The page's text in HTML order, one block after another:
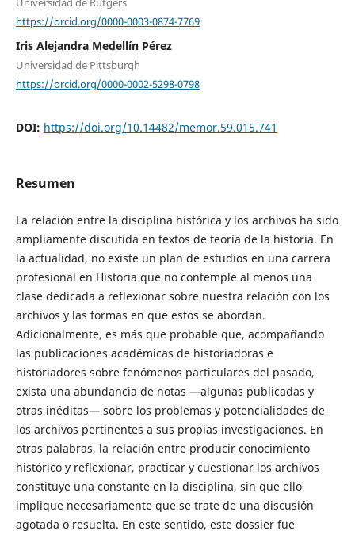
https://orcid.org/0000-0003-0874-7769
Iris Alejandra Medellín Pérez
Universidad de Pittsburgh
https://orcid.org/0000-0002-5298-0798
DOI: https://doi.org/10.14482/memor.59.015.741
Resumen
La relación entre la disciplina histórica y los archivos ha sido
ampliamente discutida en textos de teoría de la historia. En
la actualidad, no existe un plan de estudios en una carrera
profesional en Historia que no contemple al menos una
clase dedicada a reflexionar sobre nuestra relación con los
archivos y las formas en que estos se abordan.
Adicionalmente, es más que probable que, acompañando
las publicaciones académicas de historiadoras e
historiadores sobre fenómenos particulares del pasado,
exista una abundancia de notas —algunas publicadas y
otras inéditas— sobre los problemas y potencialidades de
los archivos pertinentes a sus propias investigaciones. En
otras palabras, la relación entre producir conocimiento
histórico y reflexionar, practicar y cuestionar los archivos
constituye una constante en la disciplina, sin que ello
implique necesariamente que se trate de una discusión
agotada o resuelta. En este sentido, este dossier fue